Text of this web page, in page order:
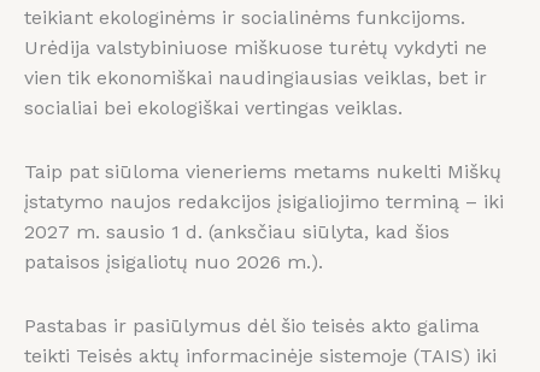
teikiant ekologinėms ir socialinėms funkcijoms.
Urėdija valstybiniuose miškuose turėtų vykdyti ne
vien tik ekonomiškai naudingiausias veiklas, bet ir
socialiai bei ekologiškai vertingas veiklas.
Taip pat siūloma vieneriems metams nukelti Miškų
įstatymo naujos redakcijos įsigaliojimo terminą – iki
2027 m. sausio 1 d. (anksčiau siūlyta, kad šios
pataisos įsigaliotų nuo 2026 m.).
Pastabas ir pasiūlymus dėl šio teisės akto galima
teikti Teisės aktų informacinėje sistemoje (TAIS) iki